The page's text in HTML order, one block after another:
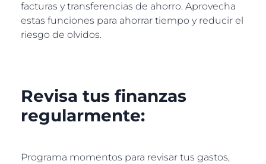
facturas y transferencias de ahorro. Aprovecha
estas funciones para ahorrar tiempo y reducir el
riesgo de olvidos.
Revisa tus finanzas
regularmente:
Programa momentos para revisar tus gastos,